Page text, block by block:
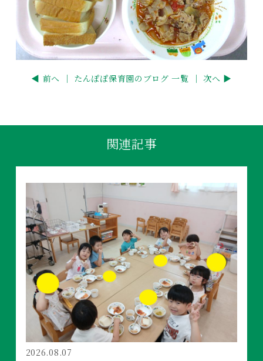
◀ 前へ ｜ たんぽぽ保育園のブログ 一覧 ｜ 次へ ▶
関連記事
2026.08.07